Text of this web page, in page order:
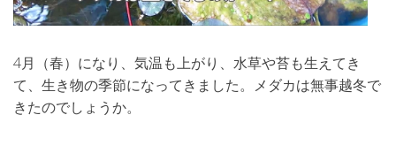
4月（春）になり、気温も上がり、水草や苔も生えてき
て、生き物の季節になってきました。メダカは無事越冬で
きたのでしょうか。